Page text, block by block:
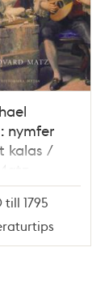
nymfer
kalas /
till 1795